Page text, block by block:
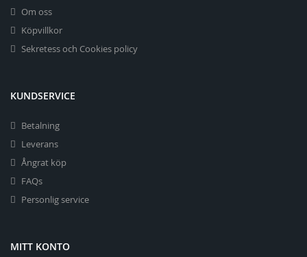
Om oss
Köpvillkor
Sekretess och Cookies policy
KUNDSERVICE
Betalning
Leverans
Ångrat köp
FAQs
Personlig service
MITT KONTO